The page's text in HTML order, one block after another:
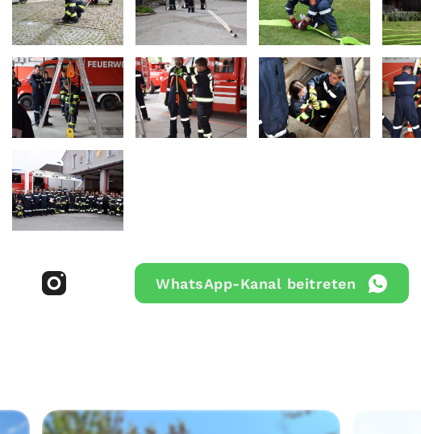
WhatsApp-Kanal beitreten